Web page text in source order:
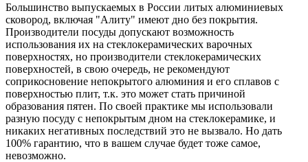
Большинство выпускаемых в России литых алюминиевых
сковород, включая "Алиту" имеют дно без покрытия.
Производители посуды допускают возможность
использования их на стеклокерамических варочных
поверхностях, но производители стеклокерамических
поверхностей, в свою очередь, не рекомендуют
соприкосновение непокрытого алюминия и его сплавов с
поверхностью плит, т.к. это может стать причиной
образования пятен. По своей практике мы использовали
разную посуду с непокрытым дном на стеклокерамике, и
никаких негативных последствий это не вызвало. Но дать
100% гарантию, что в вашем случае будет тоже самое,
невозможно.